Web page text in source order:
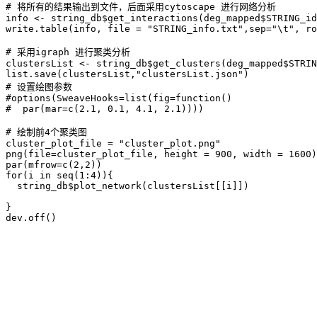
# 将所有的结果输出到文件，后面采用cytoscape 进行网络分析
info <-
write.table(info, file = "STRING_info.txt",sep="\t",
# 采用igraph 进行聚类分析
clustersList <-
list.save(clustersList,"clustersList.json")
# 设置绘图参数
#options(SweaveHooks=list(fig=function()
#  par(mar=c(2.1, 0.1, 4.1, 2.1))))
# 绘制前4个聚类图
cluster_plot_file = "cluster_plot.png"
png(file=cluster_plot_file, height = 900, width = 1600)
par(mfrow=c(2,2))
for(i in seq(1:4)){
  string_db$plot_network(clustersList[[i]])
}
dev.off()